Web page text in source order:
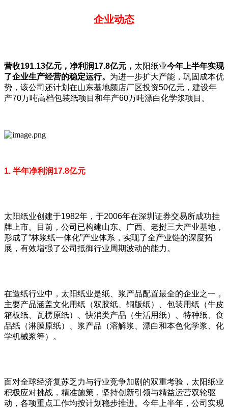
企业动态
营收191.13亿元，净利润17.8亿元， 太阳纸业今年上半年实现
了企业生产经营的稳定运行。 为进一步扩大产能，巩固成本优
势，该公司还计划在山东基地颜店厂区投资50亿元，建设年
产70万吨高档包装纸项目和年产60万吨漂白化学浆项目。
1. 半年净利润17.8亿元
太阳纸业创建于1982年，于2006年在深圳证券交易所成功挂
牌上市。目前，公司已构建山东、广西、老挝三大产业基地，
形成了“林浆纸一体化”产业体系，实现了全产业链的深度拓
展，有效增强了公司抵御行业周期波动的能力。
在造纸行业中，太阳纸业是纸、浆产品配置最全的企业之一，
主要产品涵盖文化用纸（双胶纸、铜版纸）、包装用纸（牛皮
箱板纸、瓦楞原纸）、快消类产品（生活用纸）、特种纸、食
品纸（淋膜原纸）、浆产品（溶解浆、漂白和本色化学浆、化
学机械浆等）。
面对全球经济复苏乏力与行业竞争加剧的双重考验，太阳纸业
积极应对挑战，精准施策，坚持创新引领与精益运营双轮驱
动，各项重点工作均按计划稳步推进。今年上半年，公司实现